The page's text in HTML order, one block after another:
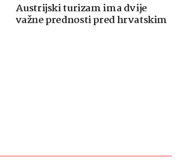
Austrijski turizam ima dvije
važne prednosti pred hrvatskim